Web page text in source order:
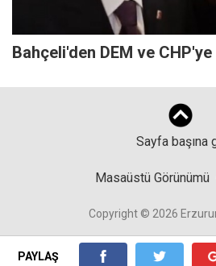
PAYLAŞ
Bahçeli'den DEM ve
Sayfa başına
Masaüstü Görünümü
Copyright © 2026